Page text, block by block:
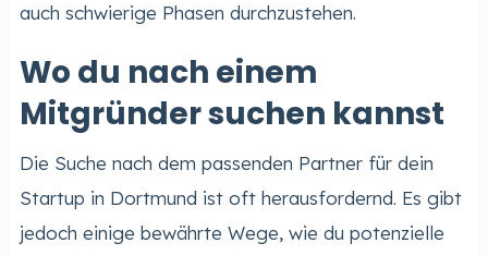
auch schwierige Phasen durchzustehen.
Wo du nach einem
Mitgründer suchen kannst
Die Suche nach dem passenden Partner für dein
Startup in Dortmund ist oft herausfordernd. Es gibt
jedoch einige bewährte Wege, wie du potenzielle